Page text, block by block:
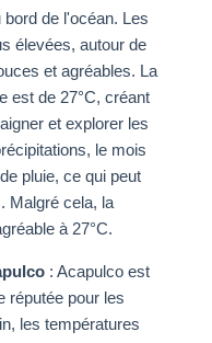
de l'océan. Les
élevées, autour de
et agréables. La
est de 27°C, créant
et explorer les
le mois
pluie, ce qui peut
Malgré cela, la
à 27°C.
: Acapulco est
réputée pour les
les températures